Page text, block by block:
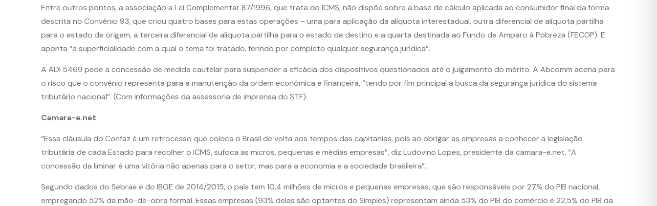
Entre outros pontos, a associação a Lei Complementar 87/1996, que trata do ICMS, não dispõe sobre a base de cálculo aplicada ao consumidor final da forma
descrita no Convênio 93, que criou quatro bases para estas operações – uma para aplicação da alíquota interestadual, outra diferencial de alíquota partilha
para o estado de origem, a terceira diferencial de alíquota partilha para o estado de destino e a quarta destinada ao Fundo de Amparo à Pobreza (FECOP). E
aponta “a superficialidade com a qual o tema foi tratado, ferindo por completo qualquer segurança jurídica”.
A ADI 5469 pede a concessão de medida cautelar para suspender a eficácia dos dispositivos questionados até o julgamento do mérito. A Abcomm acena para
o risco que o convênio representa para a manutenção da ordem econômica e financeira, “tendo por fim principal a busca da segurança jurídica do sistema
tributário nacional”. (Com informações da assessoria de imprensa do STF).
Camara-e.net
“Essa cláusula do Confaz é um retrocesso que coloca o Brasil de volta aos tempos das capitanias, pois ao obrigar as empresas a conhecer a legislação
tributária de cada Estado para recolher o ICMS, sufoca as micros, pequenas e médias empresas”, diz Ludovino Lopes, presidente da camara-e.net. “A
concessão da liminar é uma vitória não apenas para o setor, mas para a economia e a sociedade brasileira”.
Segundo dados do Sebrae e do IBGE de 2014/2015, o país tem 10,4 milhões de micros e pequenas empresas, que são responsáveis por 27% do PIB nacional,
empregando 52% da mão-de-obra formal. Essas empresas (93% delas são optantes do Simples) representam ainda 53% do PIB do comércio e 22,5% do PIB da